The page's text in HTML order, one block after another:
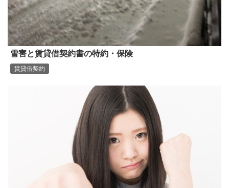
雪害と賃貸借契約書の特約・保険
賃貸借契約